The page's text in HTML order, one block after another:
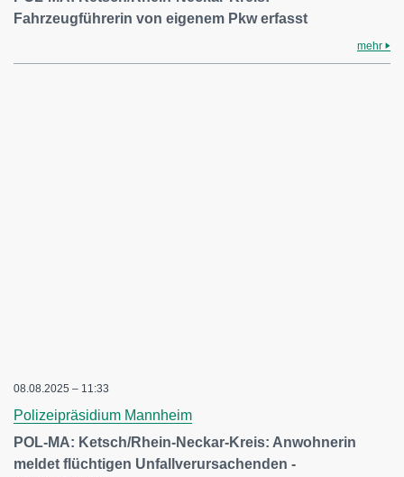
Fahrzeugführerin von eigenem Pkw erfasst
mehr
08.08.2025 – 11:33
Polizeipräsidium Mannheim
POL-MA: Ketsch/Rhein-Neckar-Kreis: Anwohnerin
meldet flüchtigen Unfallverursachenden -